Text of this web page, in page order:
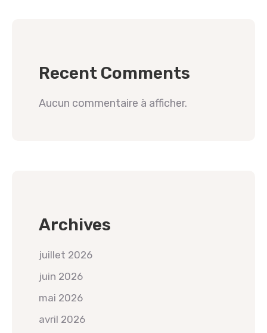
Recent Comments
Aucun commentaire à afficher.
Archives
juillet 2026
juin 2026
mai 2026
avril 2026